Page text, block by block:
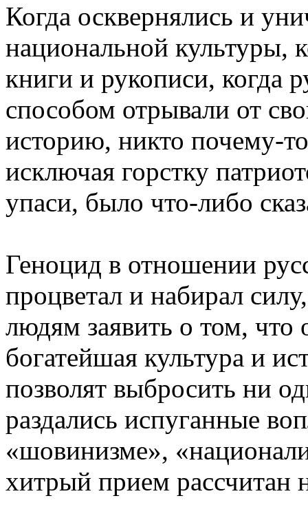
Когда осквернялись и
национальной культуры,
книги и рукописи, когда
способом отрывали от
историю, никто почему-
исключая горстку
упаси, было что-либо
Геноцид в отношении
процветал и набирал
людям заявить о том, что
богатейшая культура и
позволят выбросить ни
раздались испуганные
«шовинизме»,
хитрый прием рассчитан